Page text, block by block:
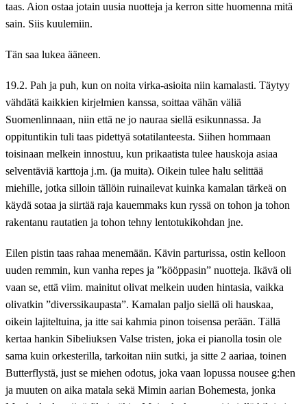
taas. Aion ostaa jotain uusia nuotteja ja kerron sitte huomenna mitä
sain. Siis kuulemiin.
Tän saa lukea ääneen.
19.2. Pah ja puh, kun on noita virka-asioita niin kamalasti. Täytyy
vähdätä kaikkien kirjelmien kanssa, soittaa vähän väliä
Suomenlinnaan, niin että ne jo nauraa siellä esikunnassa. Ja
oppituntikin tuli taas pidettyä sotatilanteesta. Siihen hommaan
toisinaan melkein innostuu, kun prikaatista tulee hauskoja asiaa
selventäviä karttoja j.m. (ja muita). Oikein tulee halu selittää
miehille, jotka silloin tällöin ruinailevat kuinka kamalan tärkeä on
käydä sotaa ja siirtää raja kauemmaks kun ryssä on tohon ja tohon
rakentanu rautatien ja tohon tehny lentotukikohdan jne.
Eilen pistin taas rahaa menemään. Kävin parturissa, ostin kelloon
uuden remmin, kun vanha repes ja ”kööppasin” nuotteja. Ikävä oli
vaan se, että viim. mainitut olivat melkein uuden hintasia, vaikka
olivatkin ”diverssikaupasta”. Kamalan paljo siellä oli hauskaa,
oikein lajiteltuina, ja itte sai kahmia pinon toisensa perään. Tällä
kertaa hankin Sibeliuksen Valse tristen, joka ei pianolla tosin ole
sama kuin orkesterilla, tarkoitan niin sutki, ja sitte 2 aariaa, toinen
Butterflystä, just se miehen odotus, joka vaan lopussa nousee g:hen
ja muuten on aika matala sekä Mimin aarian Bohemesta, jonka